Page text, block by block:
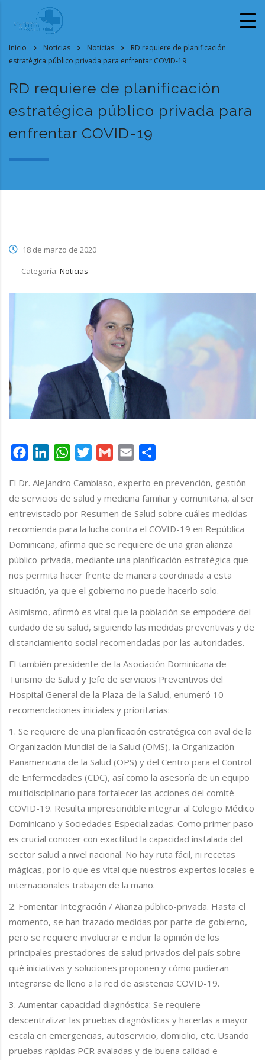
Inicio Noticias Noticias
RD requiere de planificación
estratégica público privada para enfrentar COVID-19
RD requiere de planificación
estratégica público privada para
enfrentar COVID-19
18 de marzo de 2020
Categoría: Noticias
FacebookLinkedInWhatsAppTwitterGmail Email
El Dr. Alejandro Cambiaso, experto en prevención, gestión
de servicios de salud y medicina familiar y comunitaria, al ser
entrevistado por Resumen de Salud sobre cuáles medidas
recomienda para la lucha contra el COVID-19 en República
Dominicana, afirma que se requiere de una gran alianza
público-privada, mediante una planificación estratégica que
nos permita hacer frente de manera coordinada a esta
situación, ya que el gobierno no puede hacerlo solo.
Asimismo, afirmó es vital que la población se empodere del
cuidado de su salud, siguiendo las medidas preventivas y de
distanciamiento social recomendadas por las autoridades.
El también presidente de la Asociación Dominicana de
Turismo de Salud y Jefe de servicios Preventivos del
Hospital General de la Plaza de la Salud, enumeró 10
recomendaciones iniciales y prioritarias:
1. Se requiere de una planificación estratégica con aval de la
Organización Mundial de la Salud (OMS), la Organización
Panamericana de la Salud (OPS) y del Centro para el Control
de Enfermedades (CDC), así como la asesoría de un equipo
multidisciplinario para fortalecer las acciones del comité
COVID-19. Resulta imprescindible integrar al Colegio Médico
Dominicano y Sociedades Especializadas. Como primer paso
es crucial conocer con exactitud la capacidad instalada del
sector salud a nivel nacional. No hay ruta fácil, ni recetas
mágicas, por lo que es vital que nuestros expertos locales e
internacionales trabajen de la mano.
2. Fomentar Integración / Alianza público-privada. Hasta el
momento, se han trazado medidas por parte de gobierno,
pero se requiere involucrar e incluir la opinión de los
principales prestadores de salud privados del país sobre
qué iniciativas y soluciones proponen y cómo pudieran
integrarse de lleno a la red de asistencia COVID-19.
3. Aumentar capacidad diagnóstica: Se requiere
descentralizar las pruebas diagnósticas y hacerlas a mayor
escala en emergencias, autoservicio, domicilio, etc. Usando
pruebas rápidas PCR avaladas y de buena calidad e